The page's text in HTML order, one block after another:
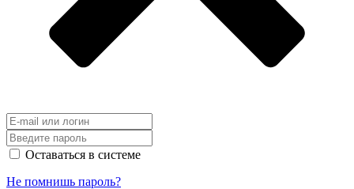
Оставаться в системе
Не помнишь пароль?